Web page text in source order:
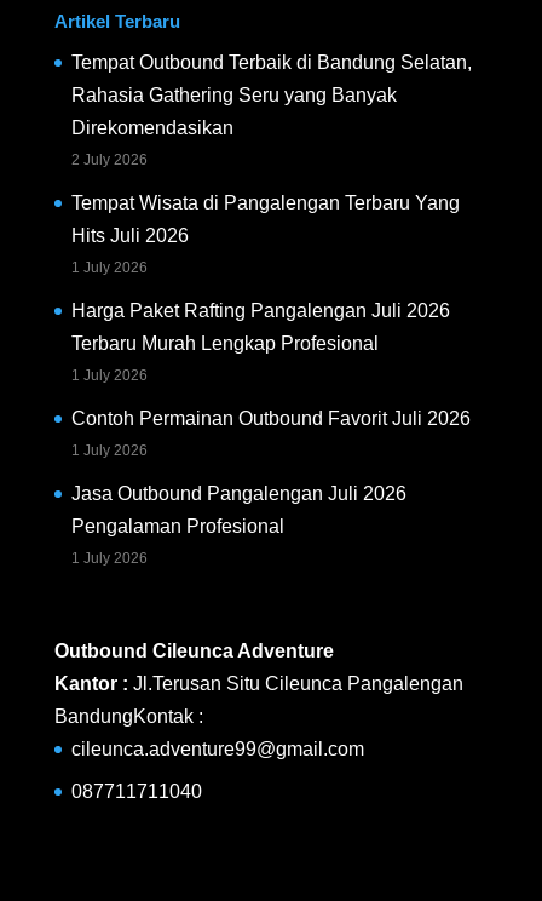
Artikel Terbaru
Tempat Outbound Terbaik di Bandung Selatan,
Rahasia Gathering Seru yang Banyak
Direkomendasikan
2 July 2026
Tempat Wisata di Pangalengan Terbaru Yang
Hits Juli 2026
1 July 2026
Harga Paket Rafting Pangalengan Juli 2026
Terbaru Murah Lengkap Profesional
1 July 2026
Contoh Permainan Outbound Favorit Juli 2026
1 July 2026
Jasa Outbound Pangalengan Juli 2026
Pengalaman Profesional
1 July 2026
Outbound Cileunca Adventure
Kantor : Jl.Terusan Situ Cileunca Pangalengan
BandungKontak :
cileunca.adventure99@gmail.com
087711711040